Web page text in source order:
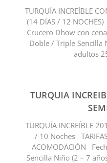
TURQUÍA INCREÍBLE
(14 DÍAS / 12
Crucero Dhow con
Doble / Triple Sencilla
adultos
TURQUIA
TURQUÍA INCREÍBLE
/ 10 Noches TARIFAS
ACOMODACIÓN
Sencilla Niño (2 – 7